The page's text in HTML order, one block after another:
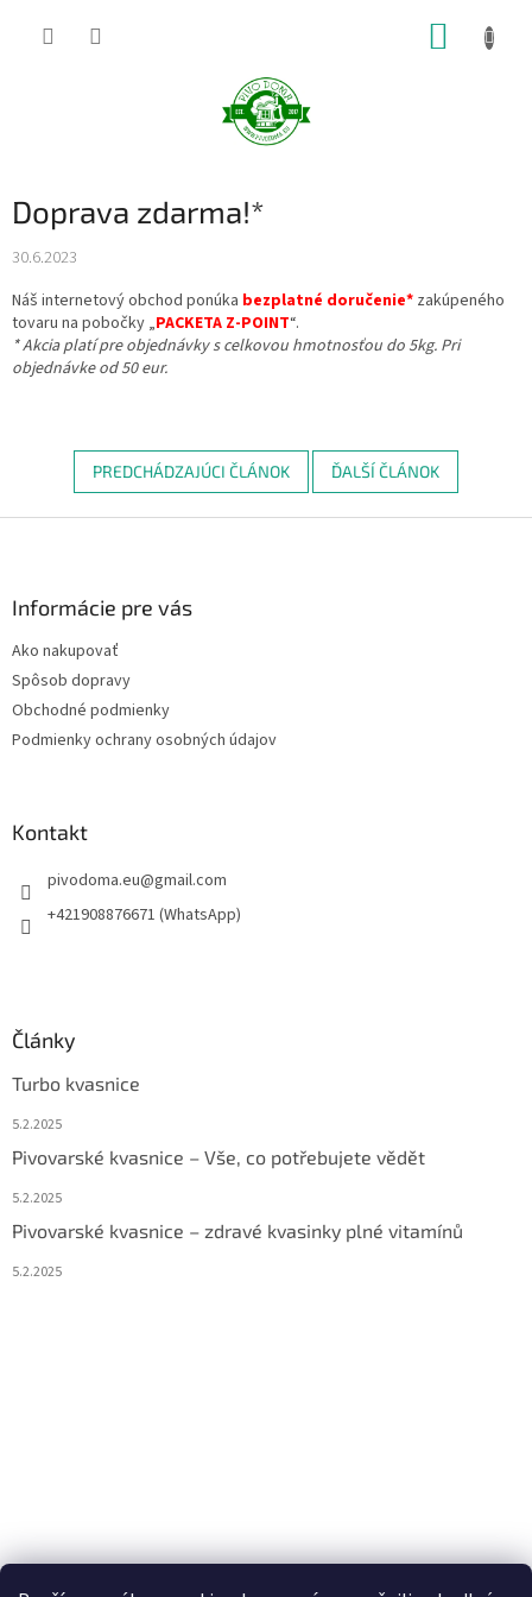
Doprava zdarma!*
30.6.2023
Náš internetový obchod ponúka bezplatné doručenie* zakúpeného
tovaru na pobočky „PACKETA Z-POINT“.
* Akcia platí pre objednávky s celkovou hmotnosťou do 5kg. Pri
objednávke od 50 eur.
PREDCHÁDZAJÚCI ČLÁNOK ĎALŠÍ ČLÁNOK
Informácie pre vás
Ako nakupovať
Spôsob dopravy
Obchodné podmienky
Podmienky ochrany osobných údajov
Kontakt
pivodoma.eu@gmail.com
+421908876671 (WhatsApp)
Články
Turbo kvasnice
5.2.2025
Pivovarské kvasnice – Vše, co potřebujete vědět
5.2.2025
Pivovarské kvasnice – zdravé kvasinky plné vitamínů
5.2.2025